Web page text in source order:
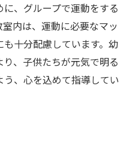
、グループで運動をする
内は、運動に必要なマッ
も十分配慮しています。幼
、子供たちが元気で明る
、心を込めて指導してい